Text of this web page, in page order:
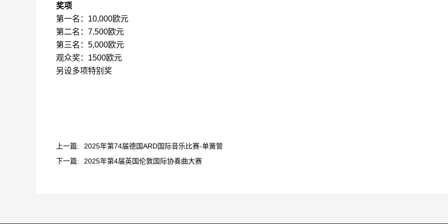
奖项
第一名： 10,000欧元
第二名： 7,500欧元
第三名： 5,000欧元
观众奖： 1500欧元
另设多项特别奖
上一篇:
2025年第74届德国ARD国际音乐比赛-单簧管
下一篇:
2025年第4届英国伦敦国际协奏曲大赛